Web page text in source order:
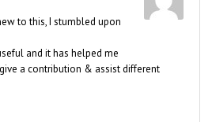
to this, I stumbled upon
and it has helped me
a contribution & assist different